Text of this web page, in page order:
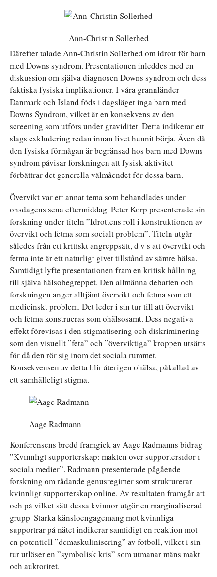
Ann-Christin Sollerhed
Därefter talade Ann-Christin Sollerhed om idrott för barn
med Downs syndrom. Presentationen inleddes med en
diskussion om själva diagnosen Downs syndrom och dess
faktiska fysiska implikationer. I våra grannländer
Danmark och Island föds i dagsläget inga barn med
Downs Syndrom, vilket är en konsekvens av den
screening som utförs under graviditet. Detta indikerar ett
slags exkludering redan innan livet hunnit börja. Även då
den fysiska förmågan är begränsad hos barn med Downs
syndrom påvisar forskningen att fysisk aktivitet
förbättrar det generella välmåendet för dessa barn.
Övervikt var ett annat tema som behandlades under
onsdagens sena eftermiddag. Peter Korp presenterade sin
forskning under titeln ”Idrottens roll i konstruktionen av
övervikt och fetma som socialt problem”. Titeln utgår
således från ett kritiskt angreppsätt, d v s att övervikt och
fetma inte är ett naturligt givet tillstånd av sämre hälsa.
Samtidigt lyfte presentationen fram en kritisk hållning
till själva hälsobegreppet. Den allmänna debatten och
forskningen anger alltjämt övervikt och fetma som ett
medicinskt problem. Det leder i sin tur till att övervikt
och fetma konstrueras som ohälsosamt. Dess negativa
effekt förevisas i den stigmatisering och diskriminering
som den visuellt ”feta” och ”överviktiga” kroppen utsätts
för då den rör sig inom det sociala rummet.
Konsekvensen av detta blir återigen ohälsa, påkallad av
ett samhälleligt stigma.
Aage Radmann
Konferensens bredd framgick av Aage Radmanns bidrag
”Kvinnligt supporterskap: makten över supportersidor i
sociala medier”. Radmann presenterade pågående
forskning om rådande genusregimer som strukturerar
kvinnligt supporterskap online. Av resultaten framgår att
och på vilket sätt dessa kvinnor utgör en marginaliserad
grupp. Starka känsloengagemang mot kvinnliga
supportrar på nätet indikerar samtidigt en reaktion mot
en potentiell ”demaskulinisering” av fotboll, vilket i sin
tur utlöser en ”symbolisk kris” som utmanar mäns makt
och auktoritet.